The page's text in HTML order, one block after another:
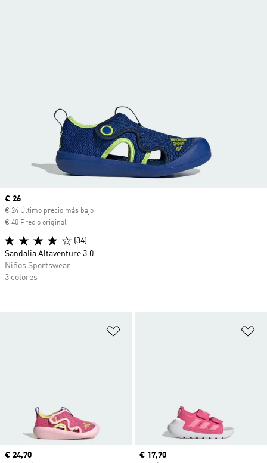
Precio actual
€ 24,70 Precio actual
€ 17,70
Precio actual
€ 26
€ 24 Último precio más bajo
€ 40 Precio original
(34)
Sandalia Altaventure 3.0
Niños Sportswear
3 colores